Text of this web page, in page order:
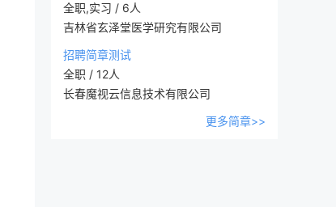
全职,实习 / 6人
吉林省玄泽堂医学研究有限公司
招聘简章测试
全职 / 12人
长春魔视云信息技术有限公司
更多简章>>